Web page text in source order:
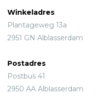
Winkeladres
Plantageweg 13a
2951 GN Alblasserdam
Postadres
Postbus 41
2950 AA Alblasserdam